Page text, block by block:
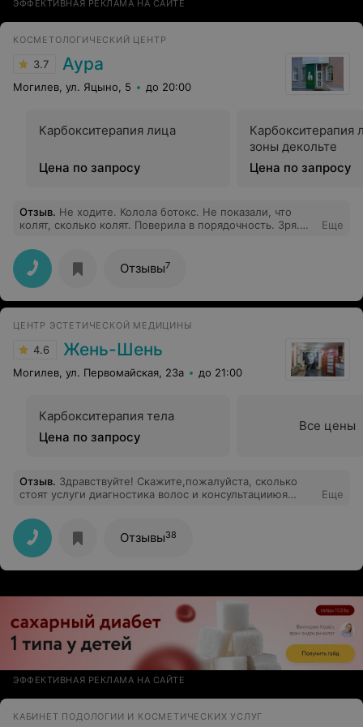
ЭФФЕКТИВНАЯ РЕКЛАМА НА САЙТЕ
КОСМЕТОЛОГИЧЕСКИЙ ЦЕНТР
3.7 Аура
Могилев, ул. Яцыно, 5 до 20:00
Карбокситерапия лица
Цена по запросу
Карбокситерапия
зоны декольте
Цена по запросу
Отзыв. Не ходите. Колола ботокс. Не показали, что
колят, сколько колят. Поверила в порядочность. Зря.
обращении косметолог делала удивлённый глаза"где
не взялось, все взялось", хотя я делаю межбровие не в
первый раз и знаю, Как должно быть. Надо ездить в
большие салоны. Жду повторного приёма. Потом
напишу.
Еще
Отзывы7
ЦЕНТР ЭСТЕТИЧЕСКОЙ МЕДИЦИНЫ
4.6 Жень-Шень
Могилев, ул. Первомайская, 23а до 21:00
Карбокситерапия тела
Цена по запросу
Все цены
Отзыв. Здравствуйте! Скажите,пожалуйста, сколько
стоят услуги диагностика волос и консультацииюя
Еще
Отзывы38
ЭФФЕКТИВНАЯ РЕКЛАМА НА САЙТЕ
КАБИНЕТ ПОДОЛОГИИ И КОСМЕТИЧЕСКИХ УСЛУГ